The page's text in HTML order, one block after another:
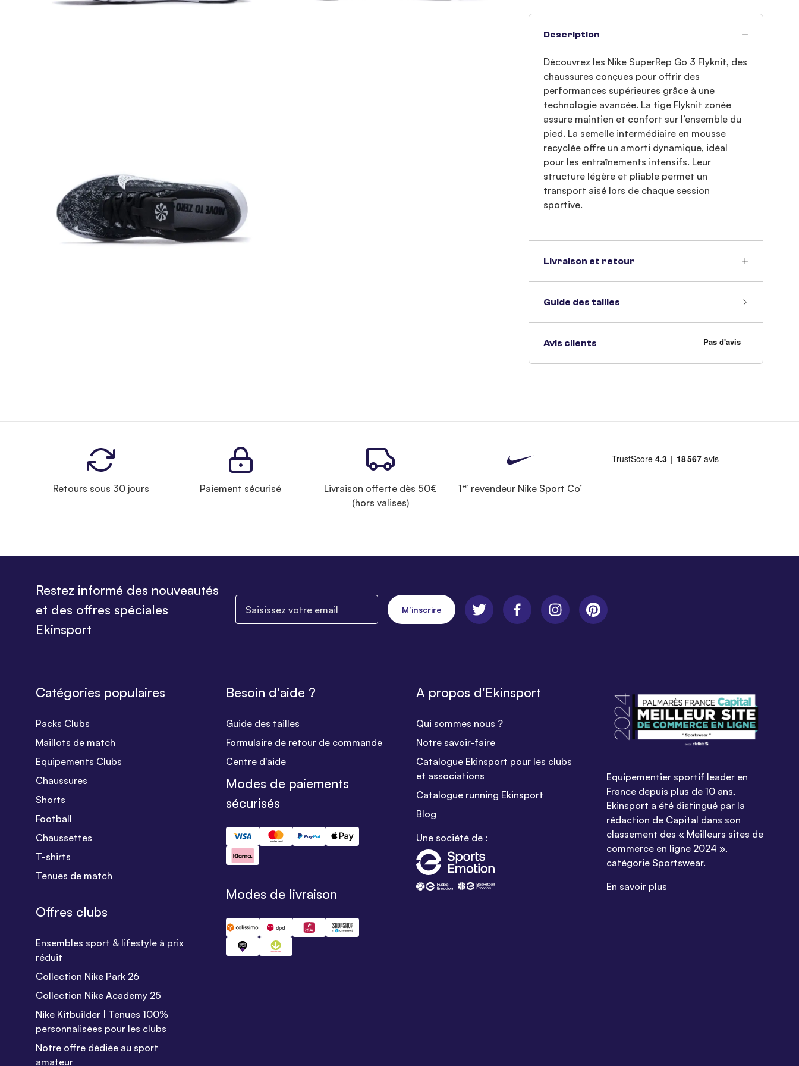
Description
Découvrez les Nike SuperRep Go 3 Flyknit, des
chaussures conçues pour offrir des
performances supérieures grâce à une
technologie avancée. La tige Flyknit zonée
assure maintien et confort sur l’ensemble du
pied. La semelle intermédiaire en mousse
recyclée offre un amorti dynamique, idéal
pour les entraînements intensifs. Leur
structure légère et pliable permet un
transport aisé lors de chaque session
sportive.
Livraison et retour
Guide des tailles
Avis clients
Retours sous 30 jours Paiement sécurisé
Livraison offerte dès 50€
(hors valises)
1errevendeur Nike Sport Co’
Restez informé des nouveautés
et des offres spéciales
Ekinsport
M’inscrire
Catégories populaires
Packs Clubs
Maillots de match
Equipements Clubs
Chaussures
Shorts
Football
Chaussettes
T-shirts
Tenues de match
Offres clubs
Ensembles sport & lifestyle à prix
réduit
Collection Nike Park 26
Collection Nike Academy 25
Nike Kitbuilder | Tenues 100%
personnalisées pour les clubs
Notre offre dédiée au sport
amateur
Besoin d'aide ?
Guide des tailles
Formulaire de retour de commande
Centre d'aide
Modes de paiements
sécurisés
Modes de livraison
A propos d'Ekinsport
Qui sommes nous ?
Notre savoir-faire
Catalogue Ekinsport pour les clubs
et associations
Catalogue running Ekinsport
Blog
Une société de :
Equipementier sportif leader en
France depuis plus de 10 ans,
Ekinsport a été distingué par la
rédaction de Capital dans son
classement des « Meilleurs sites de
commerce en ligne 2024 »,
catégorie Sportswear.
En savoir plus